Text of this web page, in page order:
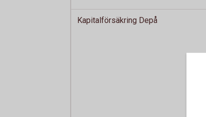
Kapitalförsäkring Depå